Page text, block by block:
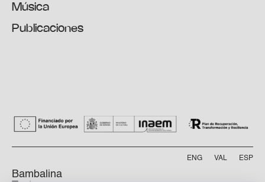
Música
Publicaciones
ENG VAL ESP
Bambalina